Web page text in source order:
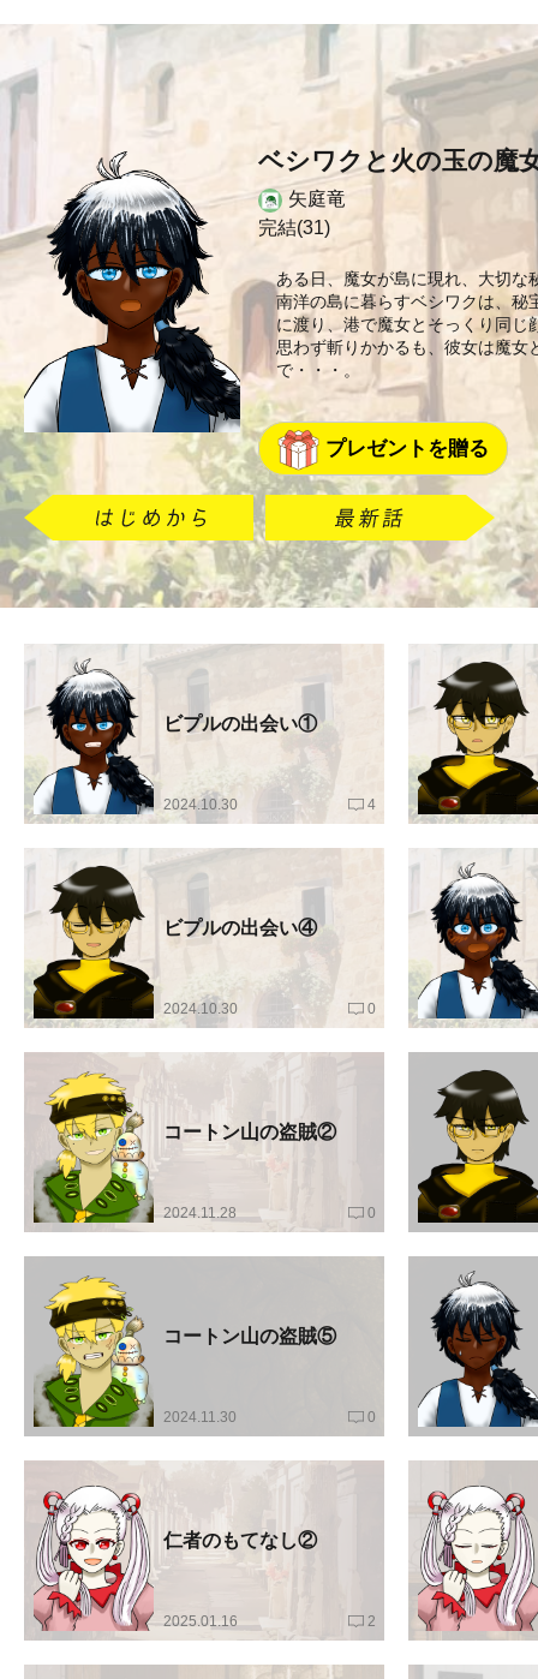
ベシワクと火の玉の魔
矢庭竜
完結(31)
ある日、魔女が島に現れ、大切な
南洋の島に暮らすベシワクは、秘
に渡り、港で魔女とそっくり同じ
思わず斬りかかるも、彼女は魔女
で・・・。
プレゼントを贈る
ビプルの出会い①
2024.10.30 4
ビプルの出会い④
2024.10.30 0
コートン山の盗賊②
2024.11.28 0
コートン山の盗賊⑤
2024.11.30 0
仁者のもてなし②
2025.01.16 2